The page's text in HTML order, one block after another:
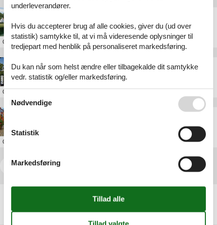
Om
Sommerhus 24 personer Fyn
Om
Om
<< < ...
Sommerhus
underleverandører.
Hvis du accepterer brug af alle cookies, giver du (ud over
statistik) samtykke til, at vi må videresende oplysninger til
tredjepart med henblik på personaliseret markedsføring.
Du kan når som helst ændre eller tilbagekalde dit samtykke
vedr. statistik og/eller markedsføring.
Nødvendige
Statistik
Markedsføring